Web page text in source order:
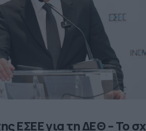
ΕΣΕΕ για τη ΔΕΘ – Το